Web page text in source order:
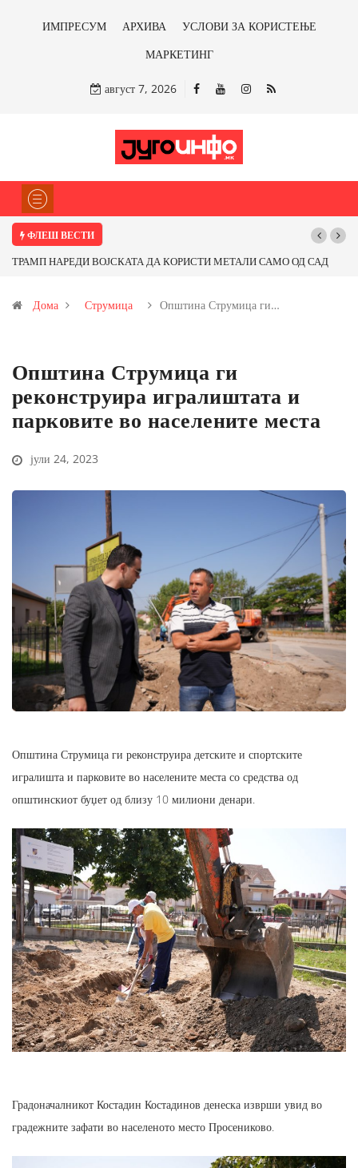
ИМПРЕСУМ АРХИВА
УСЛОВИ ЗА КОРИСТЕЊЕ
МАРКЕТИНГ
август 7, 2026
ФЛЕШ ВЕСТИ
Почнува реконструкцијата на улицата „5-ти Ноември“ во Струмица
Дома Струмица Општина Струмица ги…
Општина Струмица ги
реконструира игралиштата и
парковите во населените места
јули 24, 2023
Општина Струмица ги реконструира детските и спортските
игралишта и парковите во населените места со средства од
општинскиот буџет од близу 10 милиони денари.
Градоначалникот Костадин Костадинов денеска изврши увид во
градежните зафати во населеното место Просениково.